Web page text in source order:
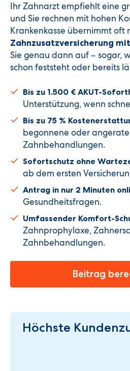
Ihr Zahnarzt empfiehlt eine
und Sie rechnen mit hohen
Krankenkasse übernimmt oft
Zahnzusatzversicherung
Sie genau dann auf – sogar,
schon feststeht oder bereits
Bis zu 1.500 € AKUT-
Unterstützung, wenn
Bis zu 75 %
begonnene oder
Zahnbehandlungen.
Sofortschutz ohne
ab dem ersten
Antrag in nur 2 Minuten
Gesundheitsfragen.
Umfassender Komfort-
Zahnprophylaxe,
Zahnbehandlungen.
Beitrag
Höchste